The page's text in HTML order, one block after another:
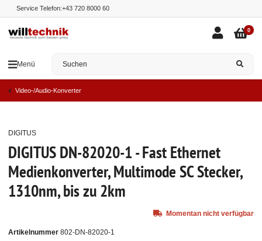
Service Telefon:+43 720 8000 60
Menü
0
Video-/Audio-Konverter
DIGITUS DN-82020-1 - Fast Ethernet
Medienkonverter, Multimode SC Stecker,
1310nm, bis zu 2km
Artikelnummer 802-DN-82020-1
DIGITUS
Momentan nicht verfügbar